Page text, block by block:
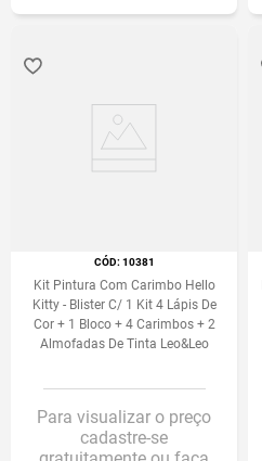
:10381
Kit Pintura Com Carimbo Hello
Kitty - Blister C/ 1 Kit 4 Lápis De
Cor + 1 Bloco + 4 Carimbos + 2
Almofadas De Tinta Leo&Leo
Para visualizar o preço
cadastre-se